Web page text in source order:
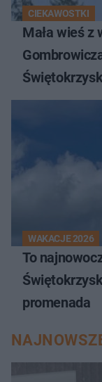
CIEKAWOSTKI
Mała wieś z
WAKACJE 2026
To
promenada